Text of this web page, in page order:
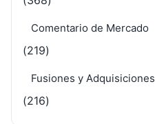
Comentario de Mercado
(219)
Fusiones y Adquisiciones
(216)